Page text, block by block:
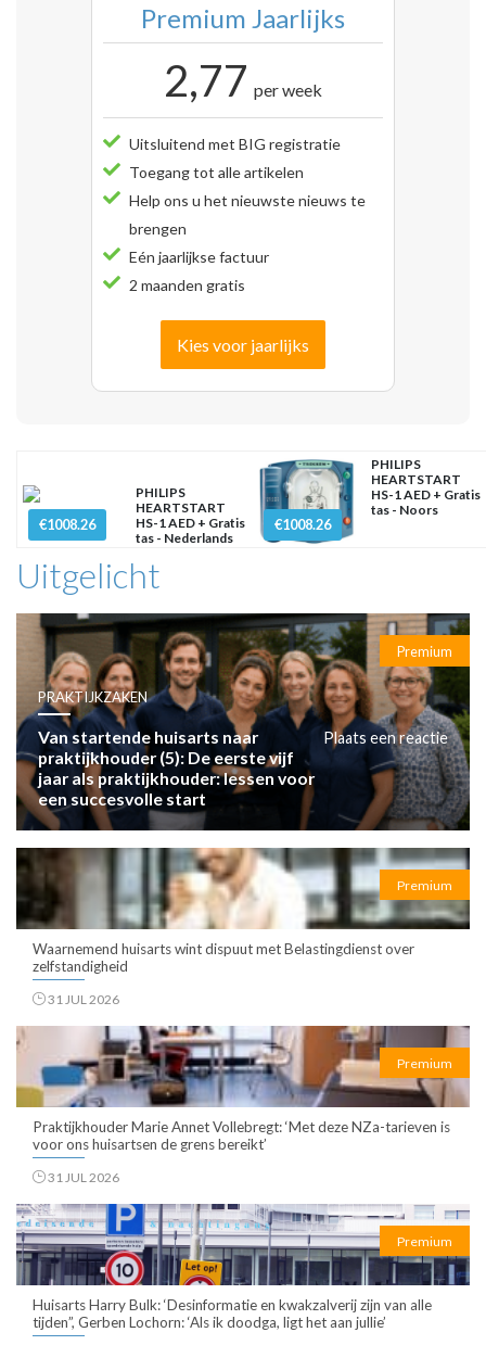
Premium Jaarlijks
2,77 per week
Uitsluitend met BIG registratie
Toegang tot alle artikelen
Help ons u het nieuwste nieuws te
brengen
Eén jaarlijkse factuur
2 maanden gratis
Kies voor jaarlijks
€1008.26
PHILIPS
HEARTSTART
HS-1 AED + Gratis
tas - Nederlands
€1008.26
PHILIPS
HEARTSTART
HS-1 AED + Gratis
tas - Noors
Uitgelicht
Premium
PRAKTIJKZAKEN
Van startende huisarts naar
praktijkhouder (5): De eerste vijf
jaar als praktijkhouder: lessen voor
een succesvolle start
Plaats een reactie
Premium
Waarnemend huisarts wint dispuut met Belastingdienst over
zelfstandigheid
31 JUL 2026
Premium
Praktijkhouder Marie Annet Vollebregt: ‘Met deze NZa-tarieven is
voor ons huisartsen de grens bereikt’
31 JUL 2026
Premium
Huisarts Harry Bulk: ‘Desinformatie en kwakzalverij zijn van alle
tijden”, Gerben Lochorn: ‘Als ik doodga, ligt het aan jullie’